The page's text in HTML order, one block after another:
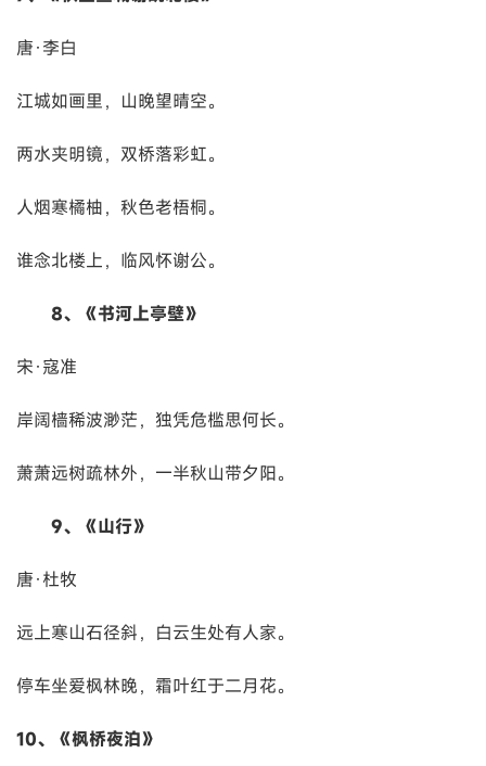
唐·李白
江城如画里，山晚望晴空。
两水夹明镜，双桥落彩虹。
人烟寒橘柚，秋色老梧桐。
谁念北楼上，临风怀谢公。
8、《书河上亭壁》
宋·寇准
岸阔樯稀波渺茫，独凭危槛思何长。
萧萧远树疏林外，一半秋山带夕阳。
9、《山行》
唐·杜牧
远上寒山石径斜，白云生处有人家。
停车坐爱枫林晚，霜叶红于二月花。
10、《枫桥夜泊》